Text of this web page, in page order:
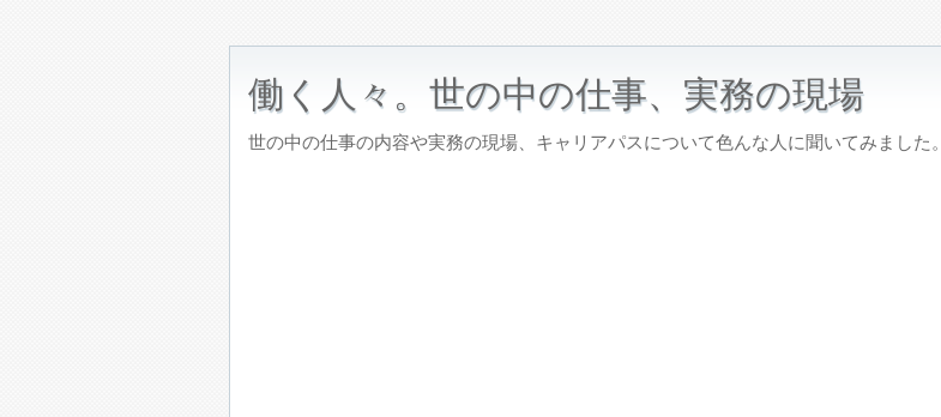
働く人々。世の中の仕事、実務の現場
世の中の仕事の内容や実務の現場、キャリアパスについて色んな人に聞いてみました。